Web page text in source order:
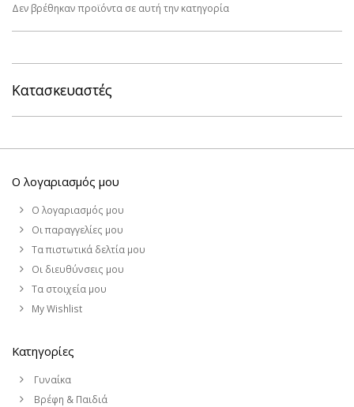
Δεν βρέθηκαν προϊόντα σε αυτή την κατηγορία
Κατασκευαστές
Ο λογαριασμός μου
Ο λογαριασμός μου
Οι παραγγελίες μου
Τα πιστωτικά δελτία μου
Οι διευθύνσεις μου
Τα στοιχεία μου
My Wishlist
Κατηγορίες
Γυναίκα
Βρέφη & Παιδιά